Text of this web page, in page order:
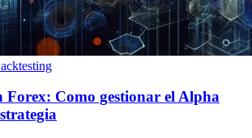
Forex: Como gestionar el Alpha